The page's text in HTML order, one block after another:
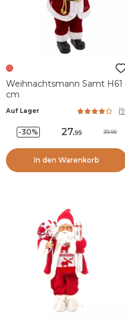
Weihnachtsmann Samt H61
cm
Auf Lager (9
-30% 27.99 39.99
In den Warenkorb